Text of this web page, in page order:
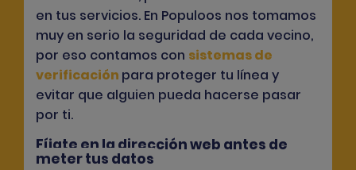
en tus servicios. En Populoos nos tomamos
muy en serio la seguridad de cada vecino,
por eso contamos con sistemas de
verificación para proteger tu línea y
evitar que alguien pueda hacerse pasar
por ti.
Fíjate en la dirección web antes de
meter tus datos